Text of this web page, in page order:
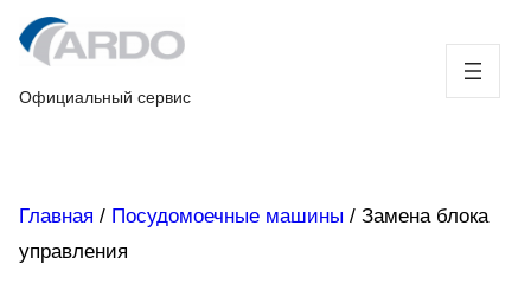
Skip
to
content
Официальный сервис
Главная / Посудомоечные машины / Замена блока
управления